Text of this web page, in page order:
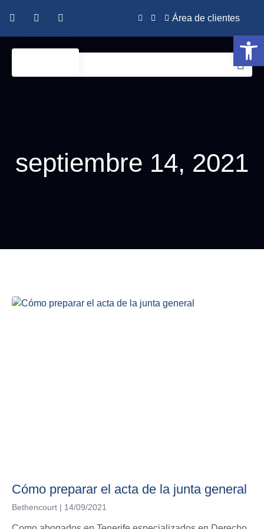
Área de clientes
septiembre 14, 2021
Cómo preparar el acta de la junta general
Bethencourt 14/09/2021
Abrir